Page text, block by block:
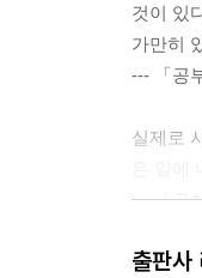
것이 있
가만히
--- 「공
실제로
--- 「구
한 사회
출판사